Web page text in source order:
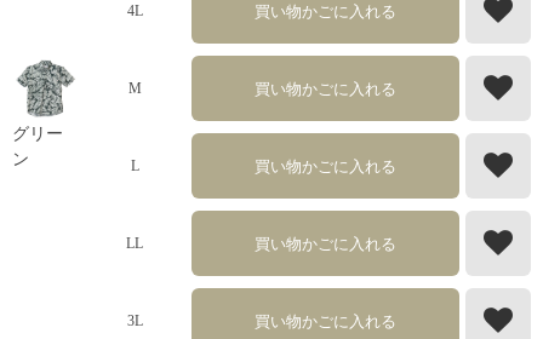
4L 買い物かごに入れる
グリー
ン
M 買い物かごに入れる
L 買い物かごに入れる
LL 買い物かごに入れる
3L 買い物かごに入れる